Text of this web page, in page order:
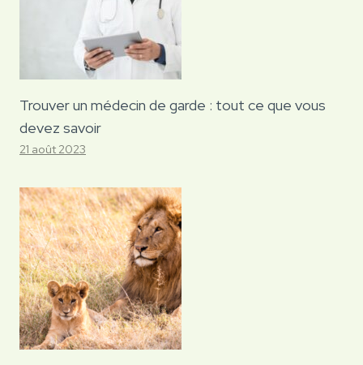
Trouver un médecin de garde : tout ce que vous
devez savoir
21 août 2023